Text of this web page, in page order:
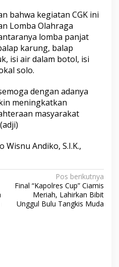
bahwa kegiatan CGK ini
Lomba Olahraga
lomba panjat
karung, balap
isi air dalam botol, isi
solo.
dengan adanya
meningkatkan
masyarakat
Pos berikutnya
Final “Kapolres Cup” Ciamis
Meriah, Lahirkan Bibit
Unggul Bulu Tangkis Muda